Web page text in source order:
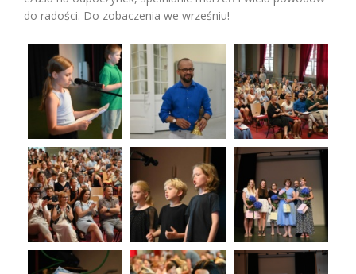
do radości. Do zobaczenia we wrześniu!